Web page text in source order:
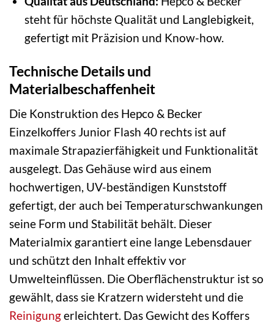
steht für höchste Qualität und Langlebigkeit,
gefertigt mit Präzision und Know-how.
Technische Details und
Materialbeschaffenheit
Die Konstruktion des Hepco & Becker
Einzelkoffers Junior Flash 40 rechts ist auf
maximale Strapazierfähigkeit und Funktionalität
ausgelegt. Das Gehäuse wird aus einem
hochwertigen, UV-beständigen Kunststoff
gefertigt, der auch bei Temperaturschwankungen
seine Form und Stabilität behält. Dieser
Materialmix garantiert eine lange Lebensdauer
und schützt den Inhalt effektiv vor
Umwelteinflüssen. Die Oberflächenstruktur ist so
gewählt, dass sie Kratzern widersteht und die
Reinigungerleichtert. Das Gewicht des Koffers